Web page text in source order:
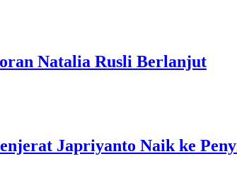
Natalia Rusli Berlanjut
Japriyanto Naik ke